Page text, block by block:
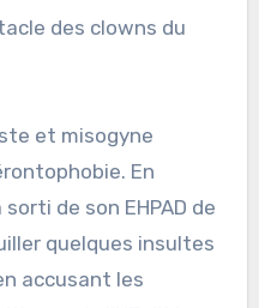
des clowns du
et misogyne
En
de son EHPAD de
quelques insultes
accusant les